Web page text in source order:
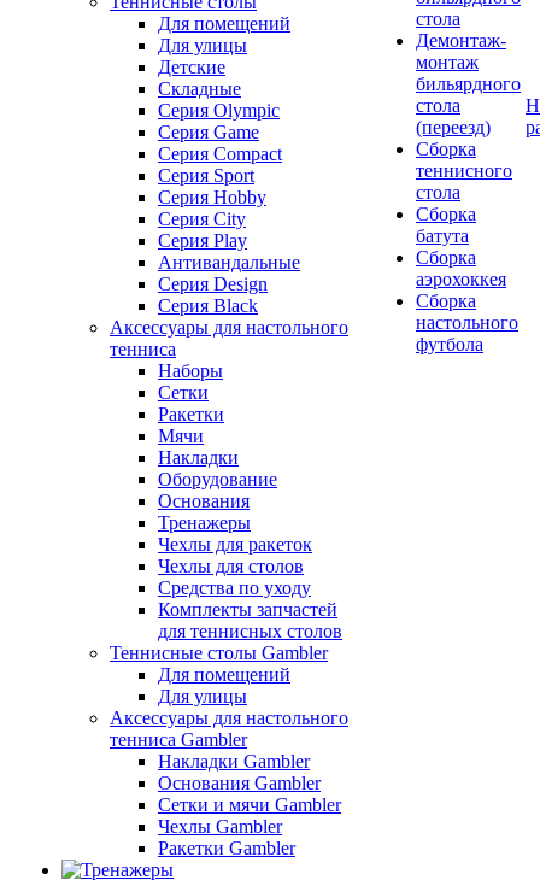
Для помещений
Для улицы
Детские
Складные
Серия Olympic
Серия Game
Серия Compact
Серия Sport
Серия Hobby
Серия City
Серия Play
Антивандальные
Серия Design
Серия Black
Аксессуары для настольного
тенниса
Наборы
Сетки
Ракетки
Мячи
Накладки
Оборудование
Основания
Тренажеры
Чехлы для ракеток
Чехлы для столов
Средства по уходу
Комплекты запчастей
для теннисных столов
Теннисные столы Gambler
Для помещений
Для улицы
Аксессуары для настольного
тенниса Gambler
Накладки Gambler
Основания Gambler
Сетки и мячи Gambler
Чехлы Gambler
Ракетки Gambler
стола
Демонтаж-
монтаж
бильярдного
стола
(переезд)
Сборка
теннисного
стола
Сборка
батута
Сборка
аэрохоккея
Сборка
настольного
футбола